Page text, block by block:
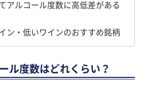
アルコール度数に高低差がある
ン・低いワインのおすすめ銘柄
ル度数はどれくらい？